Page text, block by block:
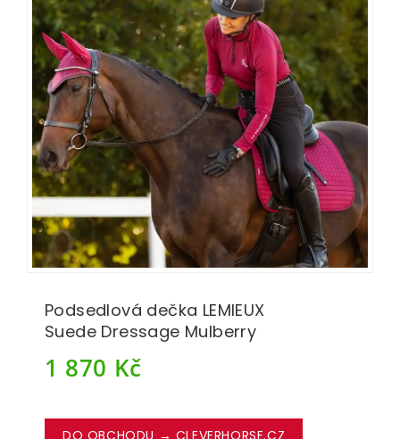
Podsedlová dečka LEMIEUX
Suede Dressage Mulberry
1 870 Kč